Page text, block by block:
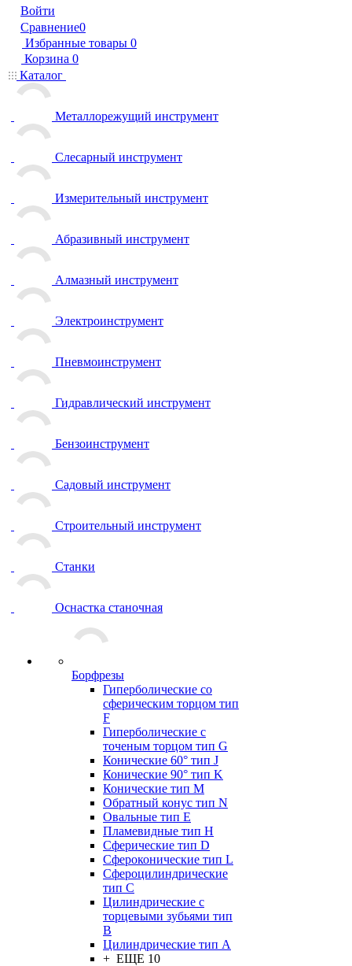
Войти
Сравнение0
Избранные товары 0
Корзина 0
Каталог
Металлорежущий инструмент
Слесарный инструмент
Измерительный инструмент
Абразивный инструмент
Алмазный инструмент
Электроинструмент
Пневмоинструмент
Гидравлический инструмент
Бензоинструмент
Садовый инструмент
Строительный инструмент
Станки
Оснастка станочная
Борфрезы
Гиперболические cо
сферическим торцом тип
F
Гиперболические с
точеным торцом тип G
Конические 60° тип J
Конические 90° тип K
Конические тип M
Обратный конус тип N
Овальные тип E
Пламевидные тип H
Сферические тип D
Сфероконические тип L
Сфероцилиндрические
тип C
Цилиндрические с
торцевыми зубьями тип
B
Цилиндрические тип А
+ ЕЩЕ 10